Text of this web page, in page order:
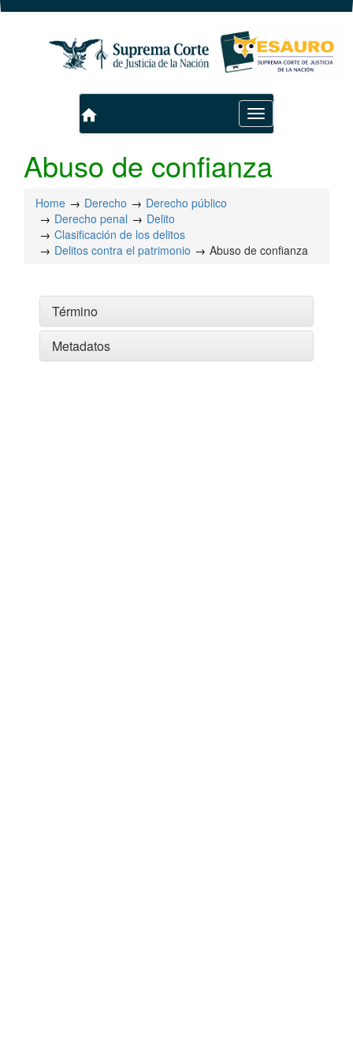
Toggle
navigation
home
Abuso de confianza
Home Derecho
Derecho público
Derecho penal
Delito
Clasificación de los delitos
Delitos contra el patrimonio
Abuso de confianza
Término
Metadatos